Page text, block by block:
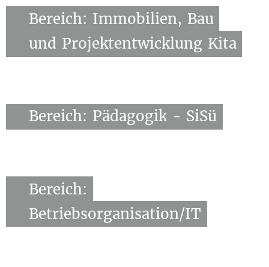
Bereich: Immobilien, Bau
und Projektentwicklung Kita
Bereich: Pädagogik - SiSü
Bereich:
Betriebsorganisation/IT